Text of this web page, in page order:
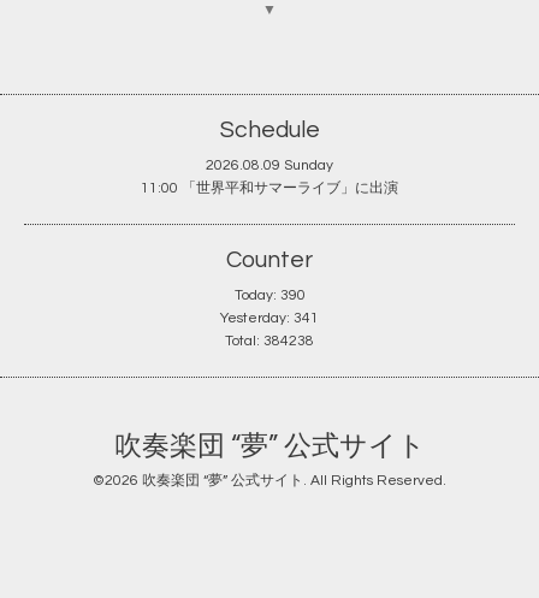
▼
Schedule
2026.08.09 Sunday
11:00 「世界平和サマーライブ」に出演
Counter
Today: 390
Yesterday: 341
Total: 384238
吹奏楽団 “夢” 公式サイト
©2026 吹奏楽団 “夢” 公式サイト . All Rights Reserved.